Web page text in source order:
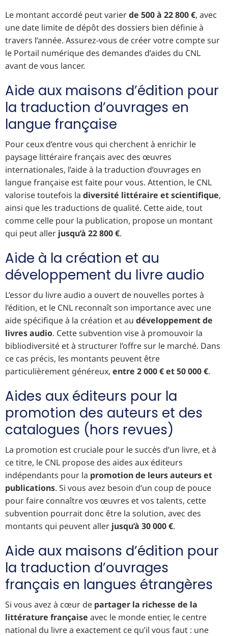
Le montant accordé peut varierde 500 à 22 800 €, avec
une date limite de dépôt des dossiers bien définie à
travers l’année. Assurez-vous de créer votre compte sur
le Portail numérique des demandes d’aides du CNL
avant de vous lancer.
Aide aux maisons d’édition pour
la traduction d’ouvrages en
langue française
Pour ceux d’entre vous qui cherchent à enrichir le
paysage littéraire français avec des œuvres
internationales, l’aide à la traduction d’ouvrages en
langue française est faite pour vous. Attention, le CNL
valorise toutefois la diversité littéraire et scientifique,
ainsi que les traductions de qualité. Cette aide, tout
comme celle pour la publication, propose un montant
qui peut aller jusqu’à 22 800 €.
Aide à la création et au
développement du livre audio
L’essor du livre audio a ouvert de nouvelles portes à
l’édition, et le CNL reconnaît son importance avec une
aide spécifique à la création et au développement de
livres audio. Cette subvention vise à promouvoir la
bibliodiversité et à structurer l’offre sur le marché. Dans
ce cas précis, les montants peuvent être
particulièrement généreux, entre 2 000 € et 50 000 €.
Aides aux éditeurs pour la
promotion des auteurs et des
catalogues (hors revues)
La promotion est cruciale pour le succès d’un livre, et à
ce titre, le CNL propose des aides aux éditeurs
indépendants pour la promotion de leurs auteurs et
publications. Si vous avez besoin d’un coup de pouce
pour faire connaître vos œuvres et vos talents, cette
subvention pourrait donc être la solution, avec des
montants qui peuvent aller jusqu’à 30 000 €.
Aide aux maisons d’édition pour
la traduction d’ouvrages
français en langues étrangères
Si vous avez à cœur de partager la richesse de la
littérature française avec le monde entier, le centre
national du livre a exactement ce qu’il vous faut : une